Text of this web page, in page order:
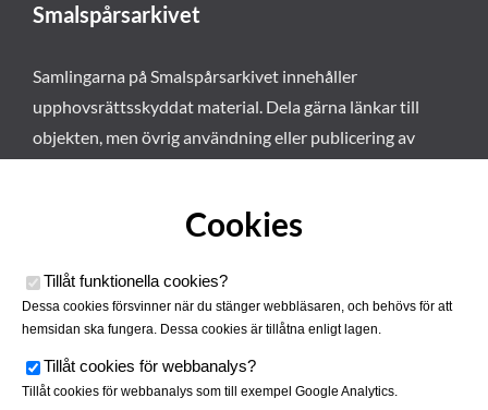
Smalspårsarkivet
Samlingarna på Smalspårsarkivet innehåller
upphovsrättsskyddat material. Dela gärna länkar till
objekten, men övrig användning eller publicering av
Cookies
Tillåt funktionella cookies?
Dessa cookies försvinner när du stänger webbläsaren, och behövs för att
hemsidan ska fungera. Dessa cookies är tillåtna enligt lagen.
Tillåt cookies för webbanalys?
Tillåt cookies för webbanalys som till exempel Google Analytics.